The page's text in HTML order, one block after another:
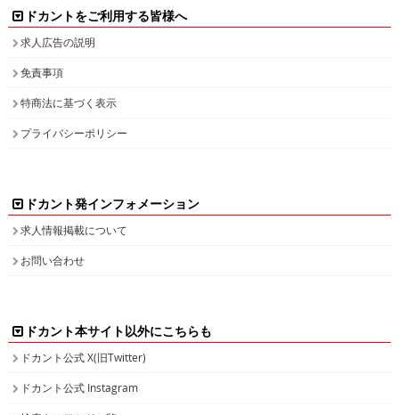
プライバシーポリシー
ドカント発インフォメーション
ドカント本サイト以外にこちらも
男の稼げる求人・高収入求人アルバイト情報マガジン